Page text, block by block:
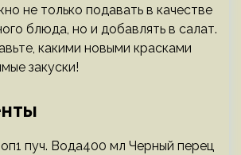
не только подавать в качестве
блюда, но и добавлять в салат.
какими новыми красками
закуски!
пуч. Вода400 мл Черный перец